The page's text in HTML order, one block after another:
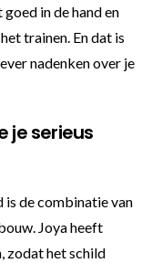
in de hand en
trainen. En dat is
nadenken over je
je serieus
de combinatie van
Joya heeft
zodat het schild